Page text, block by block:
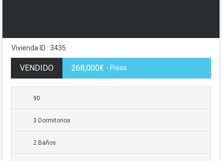
Vivienda ID : 3435
VENDIDO 268,000€ - Pisos
90
3 Dormitorios
2 Baños